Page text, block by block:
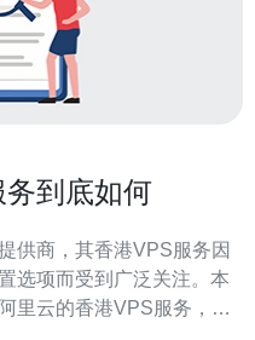
到底如何
供商，其香港VPS服务因
选项而受到广泛关注。本
里云的香港VPS服务，帮